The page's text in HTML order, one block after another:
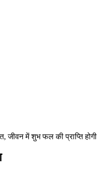
जीवन में शुभ फल की प्राप्ति होगी